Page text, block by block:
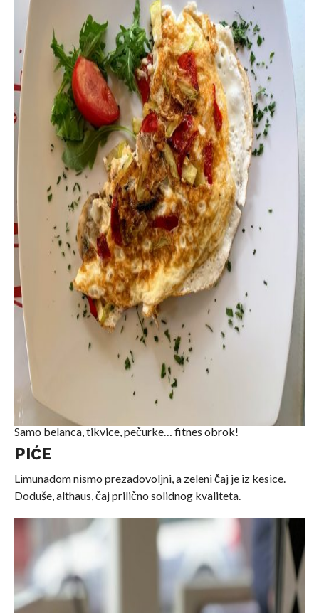
Samo belanca, tikvice, pečurke… fitnes obrok!
PIĆE
Limunadom nismo prezadovoljni, a zeleni čaj je iz kesice.
Doduše, althaus, čaj prilično solidnog kvaliteta.